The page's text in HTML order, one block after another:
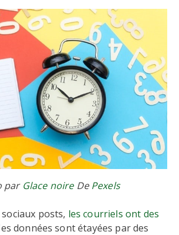
par Glace noireDePexels
posts, les courriels ont des
données sont étayées par des